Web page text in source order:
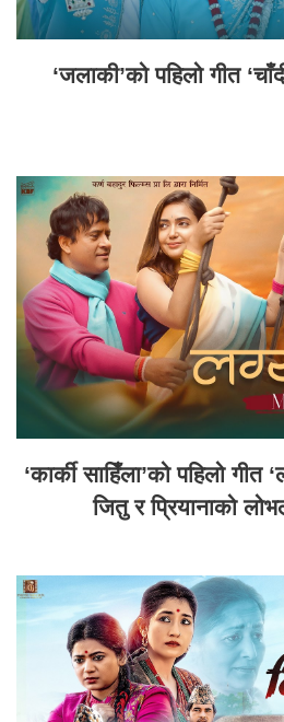
‘जलाकी’को पहिलो गीत
‘कार्की साहिँला’को पहिलो गीत
जितु र प्रियानाको